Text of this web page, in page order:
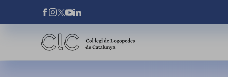
Pasar al contenido principal
Xarxes Socials